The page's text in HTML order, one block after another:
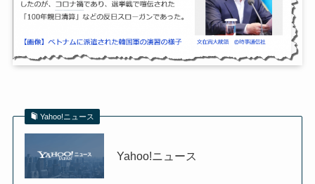
Yahoo!ニュース
Yahoo!ニュース